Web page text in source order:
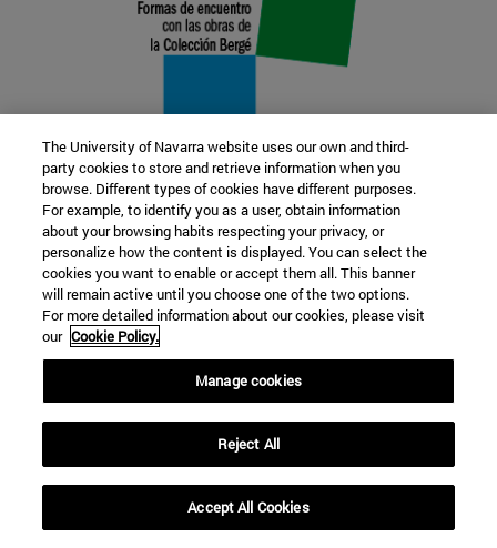
22 SEP
FUNCIÓN Y FICCIÓN. Varios artistas
Más información
The University of Navarra website uses our own and third-
party cookies to store and retrieve information when you
browse. Different types of cookies have different purposes.
For example, to identify you as a user, obtain information
about your browsing habits respecting your privacy, or
personalize how the content is displayed. You can select the
cookies you want to enable or accept them all. This banner
will remain active until you choose one of the two options.
For more detailed information about our cookies, please visit
our Cookie Policy.
Manage cookies
Reject All
Accept All Cookies